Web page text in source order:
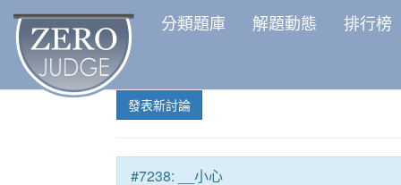
分類題庫 解題動態 排行榜
發表新討論
#7238: __小心